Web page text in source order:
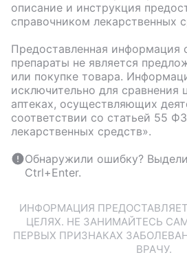
описание и инструкция
справочником лекарственных
Предоставленная информация
препараты не является
или покупке товара.
исключительно для сравнения
аптеках, осуществляющих
соответствии со статьей 55
лекарственных средств».
Обнаружили ошибку?
Ctrl+Enter.
ИНФОРМАЦИЯ
ЦЕЛЯХ. НЕ ЗАНИМАЙТЕСЬ
ПЕРВЫХ ПРИЗНАКАХ
ВРАЧУ.